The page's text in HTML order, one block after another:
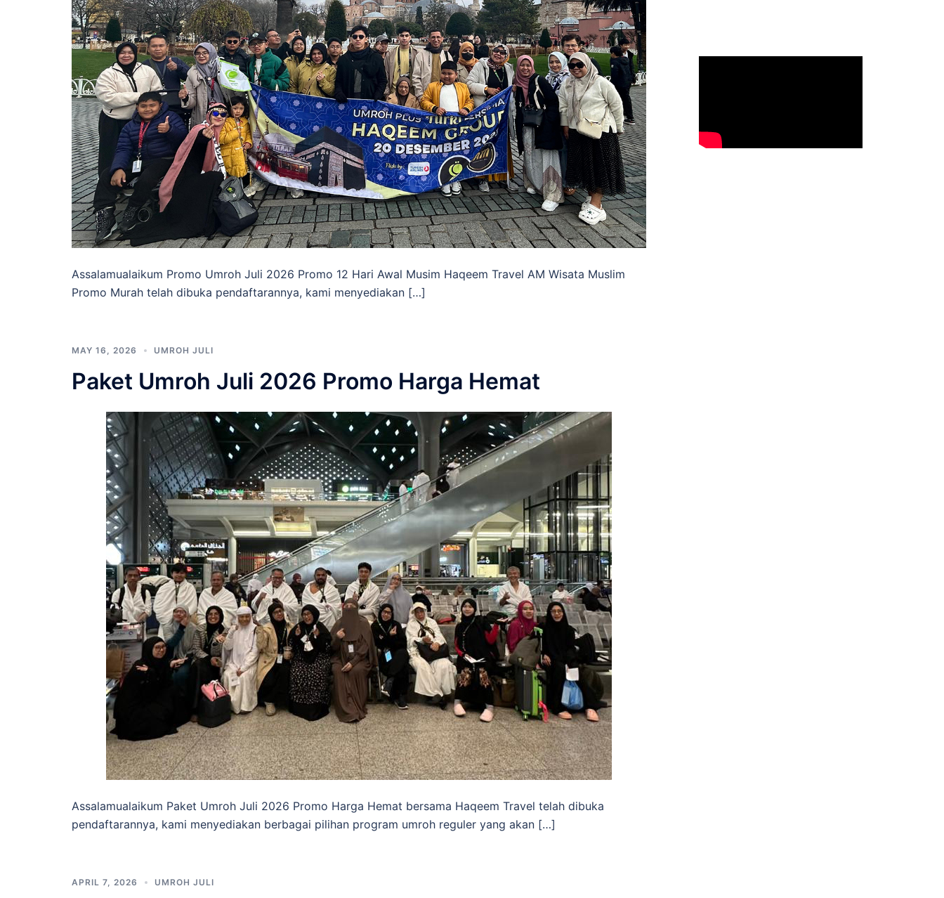
Assalamualaikum Promo Umroh Juli 2026 Promo 12 Hari Awal Musim Haqeem Travel AM Wisata Muslim
Promo Murah telah dibuka pendaftarannya, kami menyediakan […]
MAY 16, 2026 UMROH JULI
Paket Umroh Juli 2026 Promo Harga Hemat
Assalamualaikum Paket Umroh Juli 2026 Promo Harga Hemat bersama Haqeem Travel telah dibuka
pendaftarannya, kami menyediakan berbagai pilihan program umroh reguler yang akan […]
APRIL 7, 2026 UMROH JULI